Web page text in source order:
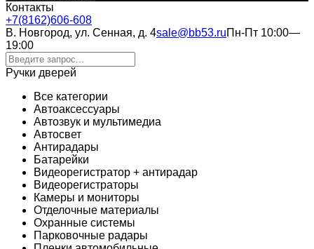
Контакты
+7(8162)606-608
В. Новгород, ул. Сенная, д. 4sale@bb53.ruПн-Пт 10:00—
19:00
Ручки дверей
Все категории
Автоаксессуары
Автозвук и мультимедиа
Автосвет
Антирадары
Батарейки
Видеорегистратор + антирадар
Видеорегистраторы
Камеры и мониторы
Отделочные материалы
Охранные системы
Парковочные радары